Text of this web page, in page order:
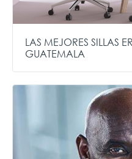
LAS MEJORES SILLAS
GUATEMALA